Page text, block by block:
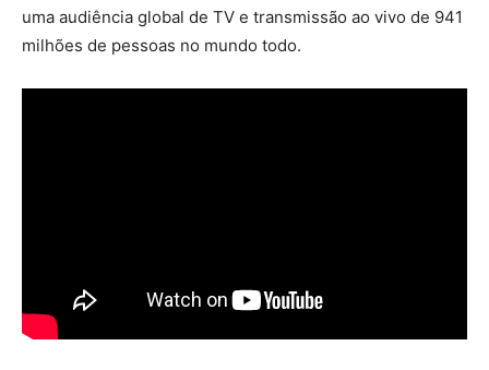
uma audiência global de TV e transmissão ao vivo de 941
milhões de pessoas no mundo todo.